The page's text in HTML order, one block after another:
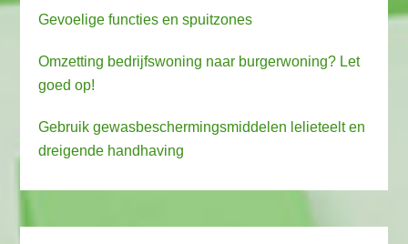
Gevoelige functies en spuitzones
Omzetting bedrijfswoning naar burgerwoning? Let
goed op!
Gebruik gewasbeschermingsmiddelen lelieteelt en
dreigende handhaving